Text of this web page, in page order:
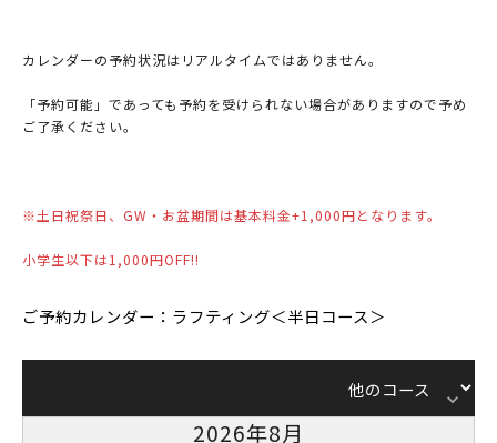
カレンダーの予約状況はリアルタイムではありません。
「予約可能」であっても予約を受けられない場合がありますので予め
ご了承ください。
※土日祝祭日、GW・お盆期間は基本料金+1,000円となります。
小学生以下は1,000円OFF!!
ご予約カレンダー：ラフティング＜半日コース＞
keyboard_arrow_down
2026年8月